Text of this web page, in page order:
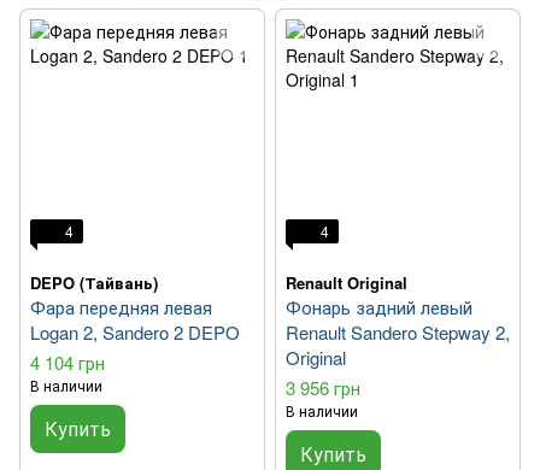
4
DEPO (Тайвань)
Фара передняя левая
Logan 2, Sandero 2 DEPO
4 104 грн
В наличии
Купить
4
Renault Original
Фонарь задний левый
Renault Sandero Stepway 2,
Original
3 956 грн
В наличии
Купить